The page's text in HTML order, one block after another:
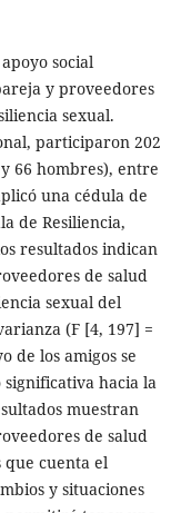
social
y proveedores
sexual.
participaron 202
66 hombres), entre
una cédula de
de Resiliencia,
resultados indican
de salud
sexual del
(F [4, 197] =
de los amigos se
hacia la
muestran
de salud
que cuenta el
y situaciones